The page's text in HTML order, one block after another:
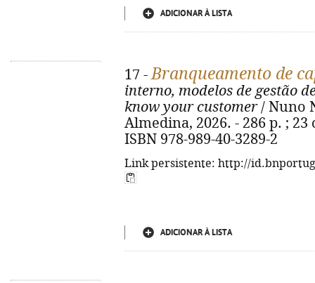
ADICIONAR À LISTA
17 -Branqueamento de
interno, modelos de gestão
know your customer/ Nuno
Almedina, 2026. - 286 p. ;
ISBN 978-989-40-3289-2
Link persistente: http://
ADICIONAR À LISTA